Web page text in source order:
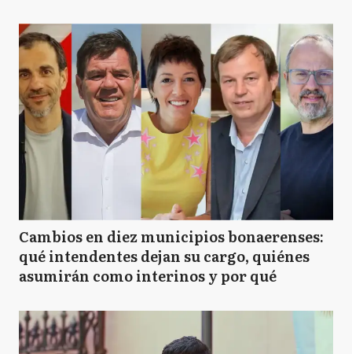
Cambios en diez municipios bonaerenses:
qué intendentes dejan su cargo, quiénes
asumirán como interinos y por qué